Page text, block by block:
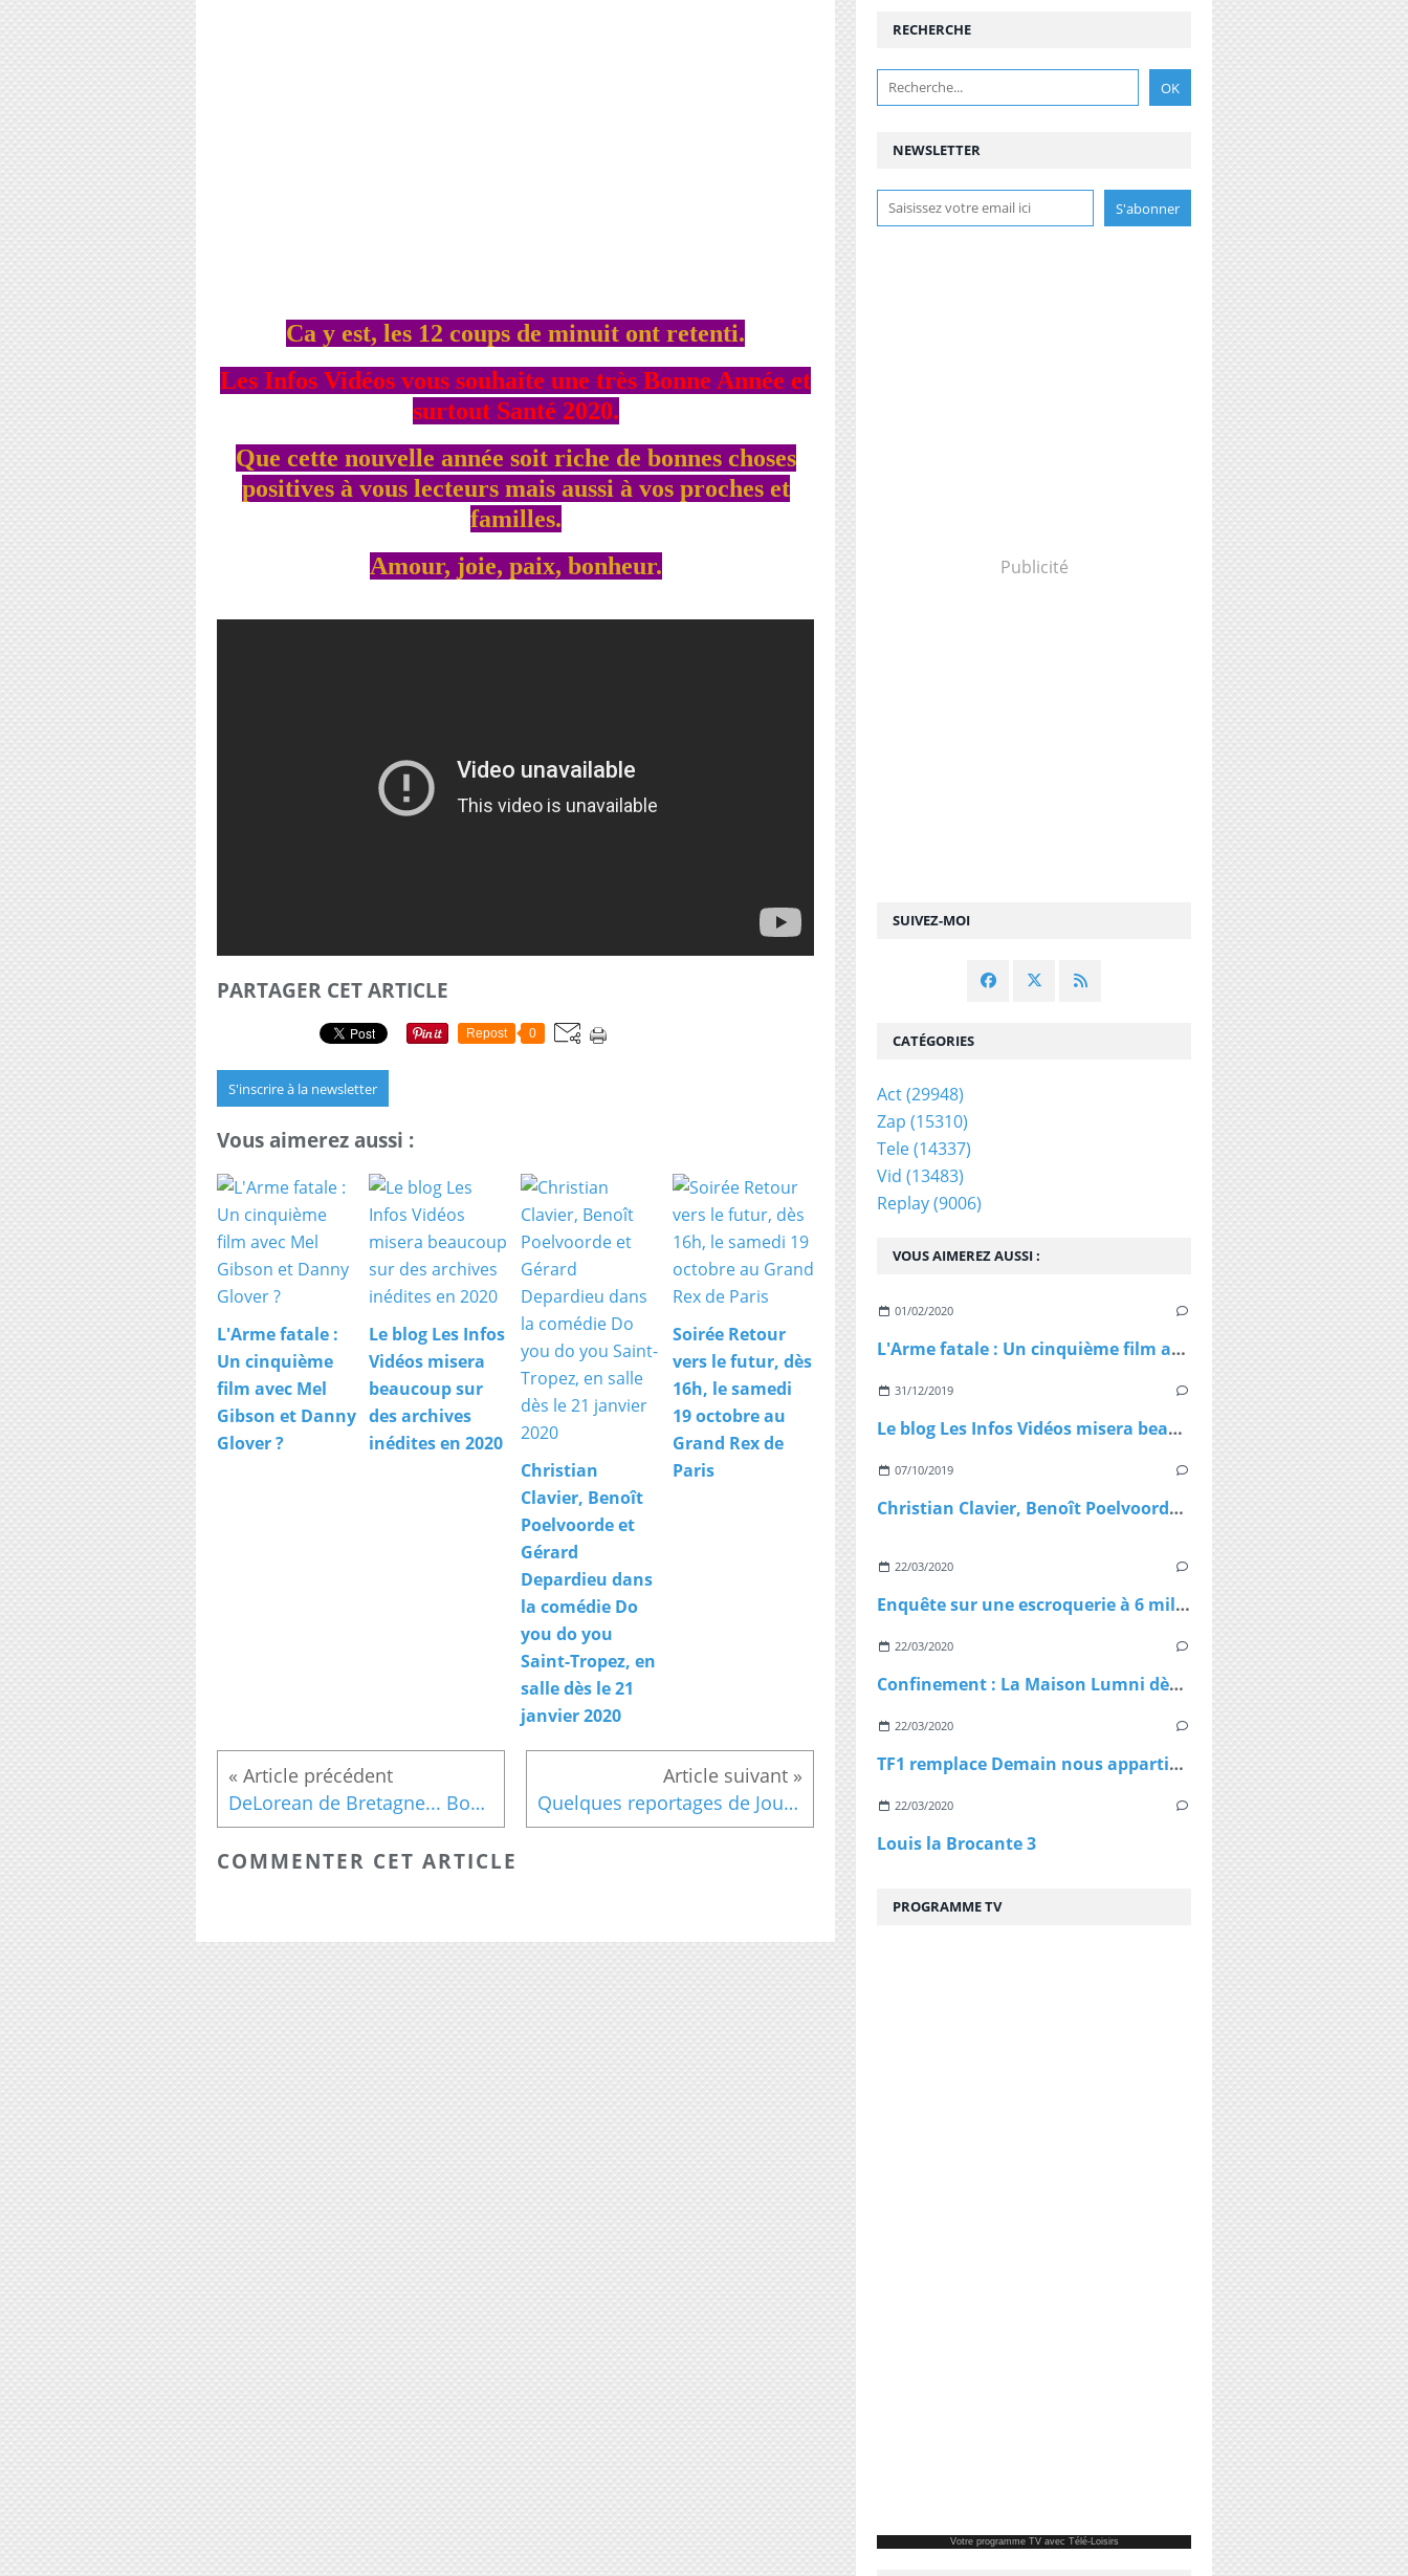
Ca y est, les 12 coups de minuit ont retenti.
Les Infos Vidéos vous souhaite une très Bonne Année et
surtout Santé 2020.
Que cette nouvelle année soit riche de bonnes choses
positives à vous lecteurs mais aussi à vos proches et
familles.
Amour, joie, paix, bonheur.
PARTAGER CET ARTICLE
Repost 0
S'inscrire à la newsletter
Vous aimerez aussi :
L'Arme fatale :
Un cinquième
film avec Mel
Gibson et Danny
Glover ?
Le blog Les Infos
Vidéos misera
beaucoup sur
des archives
inédites en 2020
Christian
Clavier, Benoît
Poelvoorde et
Gérard
Depardieu dans
la comédie Do
you do you
Saint-Tropez, en
salle dès le 21
janvier 2020
Soirée Retour
vers le futur, dès
16h, le samedi
19 octobre au
Grand Rex de
Paris
DeLorean de Bretagne... Bonne Année 2020 Quelques reportages de Journaux Télévisés entre 1960 et aujourd'hui 13
COMMENTER CET ARTICLE
NEWSLETTER
SUIVEZ-MOI
RECHERCHE
Publicité
VOUS AIMEREZ AUSSI :
01/02/2020
L'Arme fatale : Un cinquième film avec Mel Gibson et Danny Glover ?
31/12/2019
Le blog Les Infos Vidéos misera beaucoup sur des archives inédites en 2020
07/10/2019
Christian Clavier, Benoît Poelvoorde et Gérard Depardieu dans la comédie Do you do you Saint-Tropez, en salle dès le 21 janvier 2020
22/03/2020
Enquête sur une escroquerie à 6 millions d'euros de masques et de gel
22/03/2020
Confinement : La Maison Lumni dès lundi à 9h sur les chaines de France Télévisions
22/03/2020
TF1 remplace Demain nous appartient par Sept à Huit, dès lundi à 19h05 le temps du confinement
22/03/2020
Louis la Brocante 3
CATÉGORIES
Act(29948)
Zap (15310)
Tele(14337)
Vid (13483)
Replay(9006)
PROGRAMME TV
Votre programme TVavec Télé-Loisirs